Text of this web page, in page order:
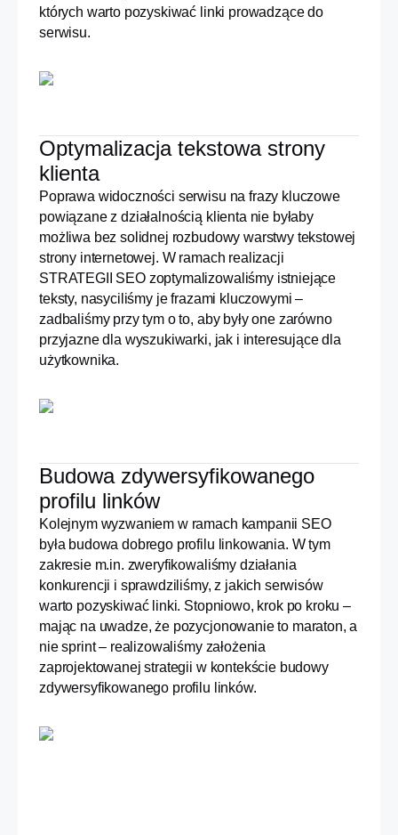
których warto pozyskiwać linki prowadzące do
serwisu.
Optymalizacja tekstowa strony
klienta
Poprawa widoczności serwisu na frazy kluczowe
powiązane z działalnością klienta nie byłaby
możliwa bez solidnej rozbudowy warstwy tekstowej
strony internetowej. W ramach realizacji
STRATEGII SEO zoptymalizowaliśmy istniejące
teksty, nasyciliśmy je frazami kluczowymi –
zadbaliśmy przy tym o to, aby były one zarówno
przyjazne dla wyszukiwarki, jak i interesujące dla
użytkownika.
Budowa zdywersyfikowanego
profilu linków
Kolejnym wyzwaniem w ramach kampanii SEO
była budowa dobrego profilu linkowania. W tym
zakresie m.in. zweryfikowaliśmy działania
konkurencji i sprawdziliśmy, z jakich serwisów
warto pozyskiwać linki. Stopniowo, krok po kroku –
mając na uwadze, że pozycjonowanie to maraton, a
nie sprint – realizowaliśmy założenia
zaprojektowanej strategii w kontekście budowy
zdywersyfikowanego profilu linków.